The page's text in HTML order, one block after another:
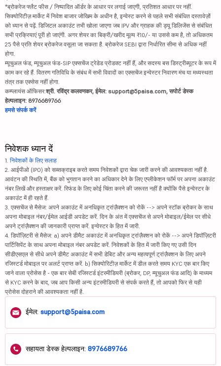
*ब्रोकरेज फ्लैट फीस / निष्पादित ऑर्डर के आधार पर लगाई जाएगी, प्रतिशत आधार पर नहीं.
सिक्योरिटीज़ मार्केट में निवेश बाजार जोखिम के अधीन है, इन्वेस्ट करने से पहले सभी संबंधित दस्तावेज़ों
को ध्यान से पढ़ें. डिजिटल अकाउंट तभी खोला जाएगा जब IPV और ग्राहक की ड्यू डिलिजेंस से संबंधित
सभी प्रक्रियाएं पूरी हो जाएंगी. अगर शेयर का बिक्री/खरीद मूल्य ₹10/- या उससे कम है, तो अधिकतम
25 पैसे प्रति शेयर ब्रोकरेज वसूला जा सकता है. ब्रोकरेज SEBI द्वारा निर्धारित सीमा से अधिक नहीं
होगा.
म्यूचुअल फंड, म्यूचुअल फंड-SIP एक्सचेंज ट्रेडेड प्रोडक्ट नहीं हैं, और सदस्य बस डिस्ट्रीब्यूटर के रूप में
काम कर रहे हैं. वितरण गतिविधि के संबंध में सभी विवादों का एक्सचेंज इन्वेस्टर निवारण मंच या मध्यस्थता
तंत्र तक एक्सेस नहीं होगा.
कम्प्लायंस ऑफिसर:श्री. रविंद्र कलवणकर, ईमेल: support@5paisa.com, सपोर्ट डेस्क
हेल्पलाइन: 8976689766
हमसे संपर्क करें
निवेशक ध्यान दें
1. निवेशकों के लिए सलाह
2. आईपीओ (IPO) को सब्सक्राइब करते समय निवेशकों द्वारा चेक जारी करने की आवश्यकता नहीं है.
आवंटन की स्थिति में, बैंक को भुगतान करने का अधिकार देने के लिए एप्लीकेशन फॉर्म पर अपना अकाउंट
नंबर लिखें और हस्ताक्षर करें. रिफंड के लिए कोई चिंता करने की जरूरत नहीं है क्योंकि पैसे इन्वेस्टर के
अकाउंट में ही रहते हैं.
3. एक्सचेंज से मैसेज: अपने अकाउंट में अनधिकृत ट्रांज़ैक्शन को रोकें --> अपने स्टॉक ब्रोकर के साथ
अपना मोबाइल नंबर/ईमेल आईडी अपडेट करें. दिन के अंत में एक्सचेंज से अपने मोबाइल/ईमेल पर सीधे
अपने ट्रांज़ैक्शन की जानकारी प्राप्त करें. इन्वेस्टर के हित में जारी.
4. डिपॉज़िटरी से मैसेज: a) अपने डीमैट अकाउंट में अनधिकृत ट्रांज़ैक्शन को रोकें --> अपने डिपॉज़िटरी
पार्टिसिपेंट के साथ अपना मोबाइल नंबर अपडेट करें. निवेशकों के हित में जारी किए गए उसी दिन
सीडीएसएल से सीधे अपने डीमैट अकाउंट में सभी डेबिट और अन्य महत्वपूर्ण ट्रांज़ैक्शन के लिए अपने
रजिस्टर्ड मोबाइल पर अलर्ट प्राप्त करें. b) सिक्योरिटीज़ मार्केट में डील करते समय KYC एक बार किए
जाने वाला प्रोसेस है - एक बार सेबी रजिस्टर्ड इंटरमीडियरी (ब्रोकर, DP, म्यूचुअल फंड आदि) के माध्यम
से KYC करने के बाद, जब आप किसी अन्य इंटरमीडियरी से संपर्क करते हैं, तो आपको फिर से यही
प्रोसेस दोहराने की आवश्यकता नहीं है.
ईमेल: support@5paisa.com
सहायता डेस्क हेल्पलाइन: 8976689766